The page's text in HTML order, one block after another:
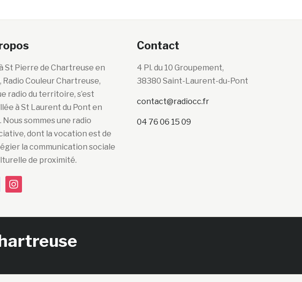
St Pierre de Chartreuse en
Radio Couleur Chartreuse,
radio du territoire, s’est
à St Laurent du Pont en
Nous sommes une radio
dont la vocation est de
la communication sociale
de proximité.
instagram
Contact
4 Pl. du 10 Groupement,
38380 Saint-Laurent-du-Pont
contact@radiocc.fr
04 76 06 15 09